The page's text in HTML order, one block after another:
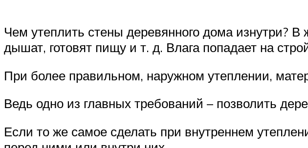
Чем утеплить стены деревянного дома изнутри?
дышат, готовят пищу и т. д. Влага попадает на
При более правильном, наружном утеплении,
Ведь одно из главных требований – позволить
Если то же самое сделать при внутреннем